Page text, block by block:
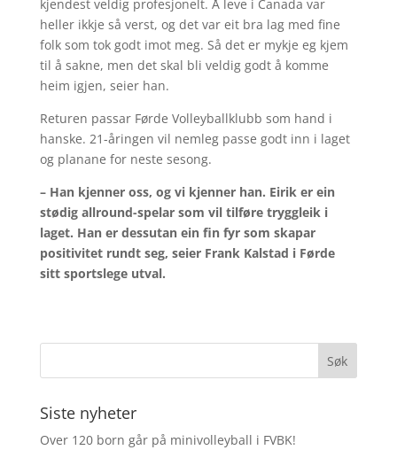
kjendest veldig profesjonelt. Å leve i Canada var
heller ikkje så verst, og det var eit bra lag med fine
folk som tok godt imot meg. Så det er mykje eg kjem
til å sakne, men det skal bli veldig godt å komme
heim igjen, seier han.
Returen passar Førde Volleyballklubb som hand i
hanske. 21-åringen vil nemleg passe godt inn i laget
og planane for neste sesong.
– Han kjenner oss, og vi kjenner han. Eirik er ein
stødig allround-spelar som vil tilføre tryggleik i
laget. Han er dessutan ein fin fyr som skapar
positivitet rundt seg, seier Frank Kalstad i Førde
sitt sportslege utval.
Siste nyheter
Over 120 born går på minivolleyball i FVBK!